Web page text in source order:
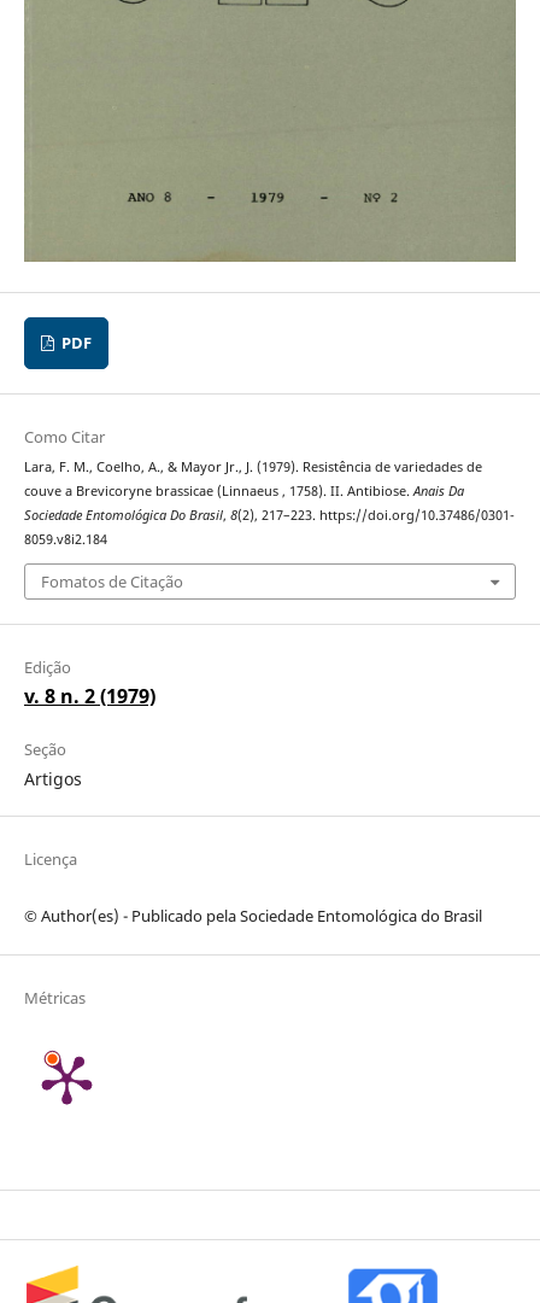
PDF
Como Citar
Lara, F. M., Coelho, A., & Mayor Jr., J. (1979). Resistência de variedades de
couve a Brevicoryne brassicae (Linnaeus , 1758). II. Antibiose.Anais Da
Sociedade Entomológica Do Brasil, 8(2), 217–223. https://doi.org/10.37486/0301-
8059.v8i2.184
Fomatos de Citação
Edição
v. 8 n. 2 (1979)
Seção
Artigos
Licença
© Author(es) - Publicado pela Sociedade Entomológica do Brasil
Métricas